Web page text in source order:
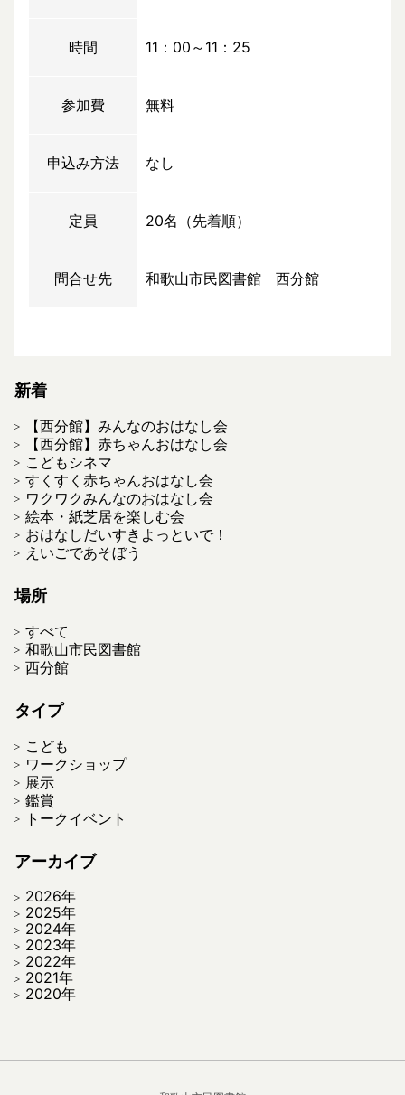
時間 11：00～11：25
参加費 無料
申込み方法 なし
定員 20名（先着順）
問合せ先 和歌山市民図書館 西分館
新着
【西分館】みんなのおはなし会
【西分館】赤ちゃんおはなし会
こどもシネマ
すくすく赤ちゃんおはなし会
ワクワクみんなのおはなし会
絵本・紙芝居を楽しむ会
おはなしだいすきよっといで！
えいごであそぼう
場所
すべて
和歌山市民図書館
西分館
タイプ
こども
ワークショップ
展示
鑑賞
トークイベント
アーカイブ
2026年
2025年
2024年
2023年
2022年
2021年
2020年